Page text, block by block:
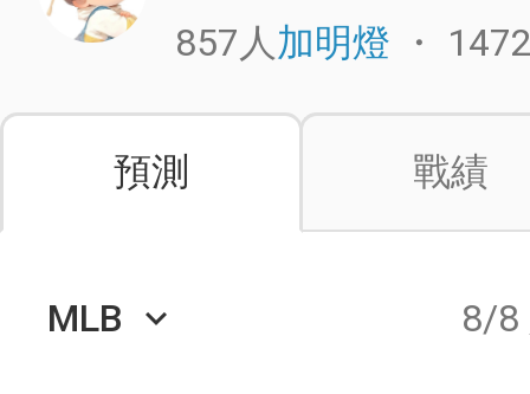
857人加明燈 ・
預測 戰績
MLB keyboard_arrow_down 8/8